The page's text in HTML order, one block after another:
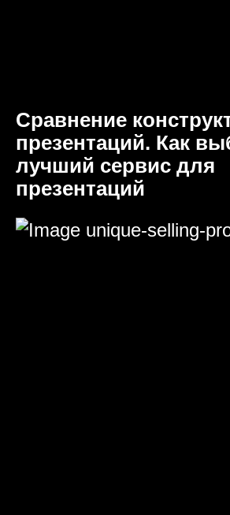
Сравнение
презентаций. Как
лучший сервис для
презентаций